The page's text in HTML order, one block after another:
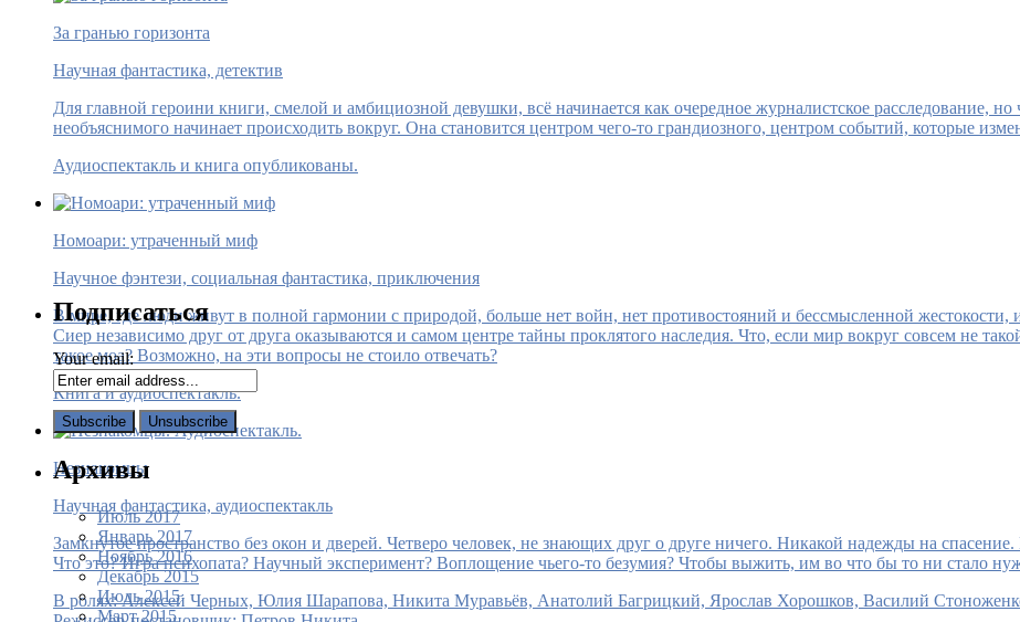
За гранью горизонта
Научная фантастика, детектив
Для главной героини книги, смелой и амбициозной девушки, всё начинается как очередное журналистское расследование,
необъяснимого начинает происходить вокруг. Она становится центром чего-то грандиозного, центром событий, которые
Аудиоспектакль и книга опубликованы.
Номоари: утраченный миф
Научное фэнтези, социальная фантастика, приключения
В мире, где люди живут в полной гармонии с природой, больше нет войн, нет противостояний и бессмысленной
Сиер независимо друг от друга оказываются и самом центре тайны проклятого наследия. Что, если мир вокруг совсем не
такое моа? Возможно, на эти вопросы не стоило отвечать?
Книга и аудиоспектакль.
Незнакомцы
Научная фантастика, аудиоспектакль
Замкнутое пространство без окон и дверей. Четверо человек, не знающих друг о друге ничего. Никакой надежды на
Что это? Игра психопата? Научный эксперимент? Воплощение чьего-то безумия? Чтобы выжить, им во что бы то ни стало
В ролях: Алексей Черных, Юлия Шарапова, Никита Муравьёв, Анатолий Багрицкий, Ярослав Хорошков, Василий
Подписаться
Your email:
Архивы
Июль 2017
Январь 2017
Ноябрь 2016
Декабрь 2015
Июль 2015
Март 2015